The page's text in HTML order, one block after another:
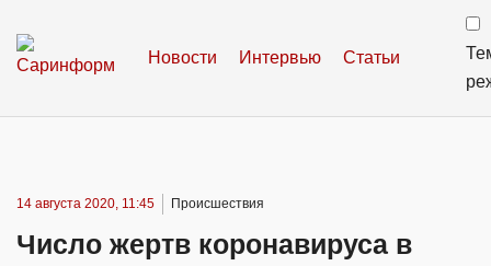
Новости Интервью Статьи
14 августа 2020, 11:45 Происшествия
Число жертв коронавируса в